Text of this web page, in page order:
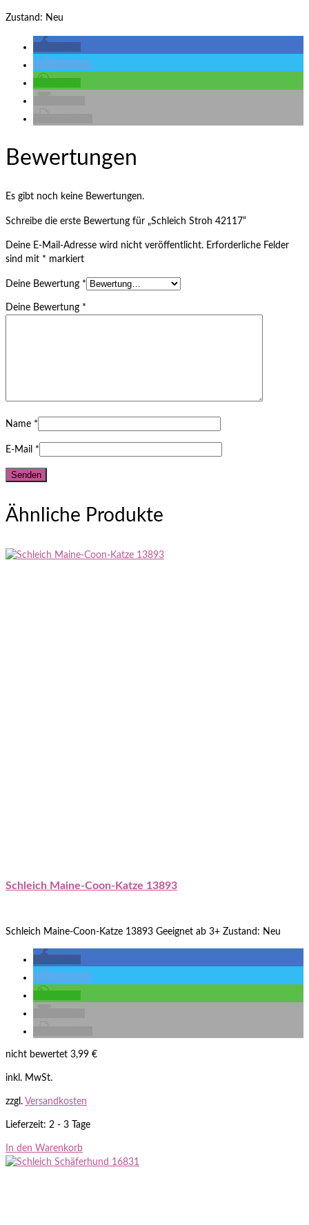
Zustand: Neu
Bewertungen
Es gibt noch keine Bewertungen.
Schreibe die erste Bewertung für „Schleich Stroh 42117“
Deine E-Mail-Adresse wird nicht veröffentlicht. Erforderliche Felder
sind mit * markiert
Deine Bewertung *
Deine Bewertung *
Name *
E-Mail *
Ähnliche Produkte
Schleich Maine-Coon-Katze 13893
Schleich Maine-Coon-Katze 13893 Geeignet ab 3+ Zustand: Neu
nicht bewertet 3,99 €
inkl. MwSt.
zzgl. Versandkosten
Lieferzeit: 2 - 3 Tage
In den Warenkorb